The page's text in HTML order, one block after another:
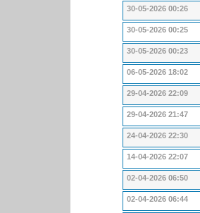
30-05-2026 00:26
30-05-2026 00:25
30-05-2026 00:23
06-05-2026 18:02
29-04-2026 22:09
29-04-2026 21:47
24-04-2026 22:30
14-04-2026 22:07
02-04-2026 06:50
02-04-2026 06:44